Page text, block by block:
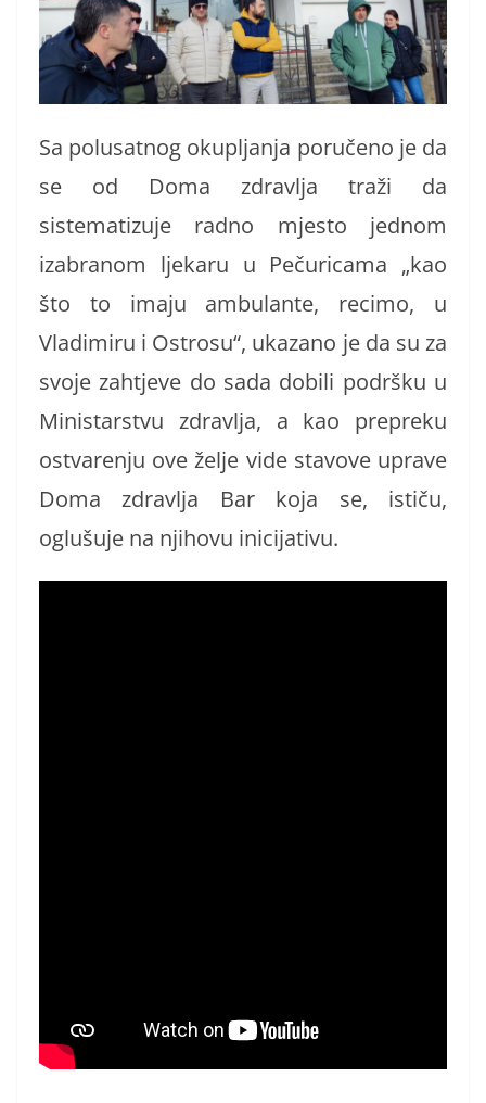
Sa polusatnog okupljanja poručeno je da
se od Doma zdravlja traži da
sistematizuje radno mjesto jednom
izabranom ljekaru u Pečuricama „kao
što to imaju ambulante, recimo, u
Vladimiru i Ostrosu“, ukazano je da su za
svoje zahtjeve do sada dobili podršku u
Ministarstvu zdravlja, a kao prepreku
ostvarenju ove želje vide stavove uprave
Doma zdravlja Bar koja se, ističu,
oglušuje na njihovu inicijativu.